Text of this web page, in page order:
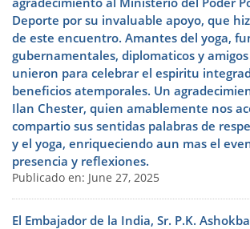
Deporte por su invaluable apoyo, que
de este encuentro. Amantes del yoga,
gubernamentales, diplomaticos y
unieron para celebrar el espiritu
beneficios atemporales. Un
Ilan Chester, quien amablemente nos
compartio sus sentidas palabras de
y el yoga, enriqueciendo aun mas el
presencia y reflexiones.
Publicado en: June 27, 2025
El Embajador de la India, Sr. P.K.